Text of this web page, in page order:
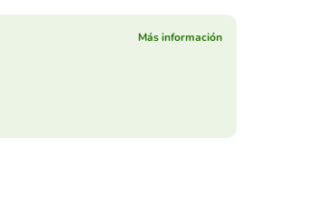
Más información